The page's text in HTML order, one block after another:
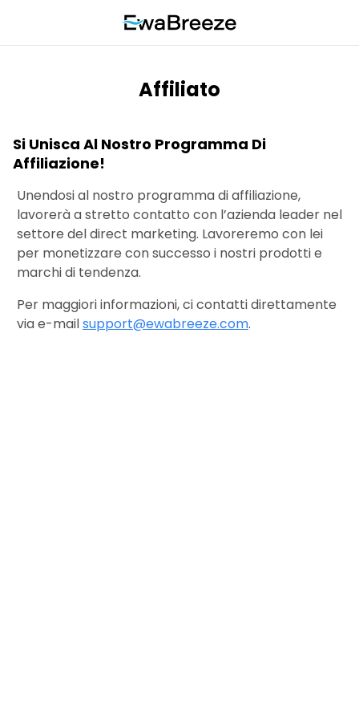
Affiliato
Si Unisca Al Nostro Programma Di
Affiliazione!
Unendosi al nostro programma di affiliazione,
lavorerà a stretto contatto con l’azienda leader nel
settore del direct marketing. Lavoreremo con lei
per monetizzare con successo i nostri prodotti e
marchi di tendenza.
Per maggiori informazioni, ci contatti direttamente
via e-mailsupport@ewabreeze.com.